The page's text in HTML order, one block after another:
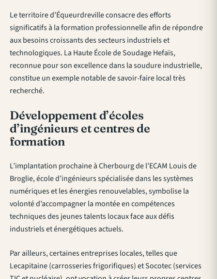
Le territoire d’Équeurdreville consacre des efforts
significatifs à la formation professionnelle afin de répondre
aux besoins croissants des secteurs industriels et
technologiques. La Haute École de Soudage Hefaïs,
reconnue pour son excellence dans la soudure industrielle,
constitue un exemple notable de savoir-faire local très
recherché.
Développement d’écoles
d’ingénieurs et centres de
formation
L’implantation prochaine à Cherbourg de l’ECAM Louis de
Broglie, école d’ingénieurs spécialisée dans les systèmes
numériques et les énergies renouvelables, symbolise la
volonté d’accompagner la montée en compétences
techniques des jeunes talents locaux face aux défis
industriels et énergétiques actuels.
Par ailleurs, certaines entreprises locales, telles que
Lecapitaine (carrosseries frigorifiques) et Socotec (services